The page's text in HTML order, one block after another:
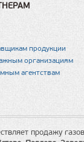
продукции
организациям
агентствам
продажу